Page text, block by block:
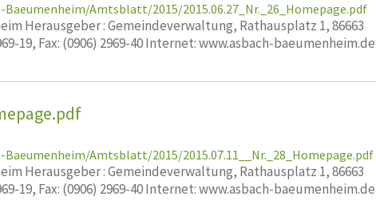
Amtsblatt/2015/2015.06.27_Nr._26_Homepage.pdf
Herausgeber : Gemeindeverwaltung, Rathausplatz 1, 86663
19, Fax: (0906) 2969-40 Internet: www.asbach-baeumenheim.de
Amtsblatt/2015/2015.07.11__Nr._28_Homepage.pdf
Herausgeber : Gemeindeverwaltung, Rathausplatz 1, 86663
19, Fax: (0906) 2969-40 Internet: www.asbach-baeumenheim.de